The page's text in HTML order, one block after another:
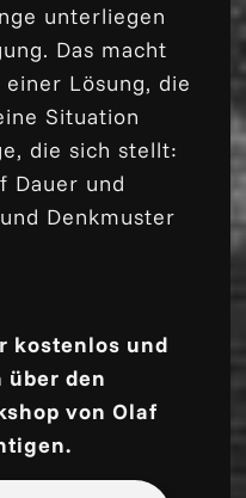
unterliegen
Das macht
Lösung, die
Situation
die sich stellt:
Dauer und
Denkmuster
kostenlos und
den
von Olaf